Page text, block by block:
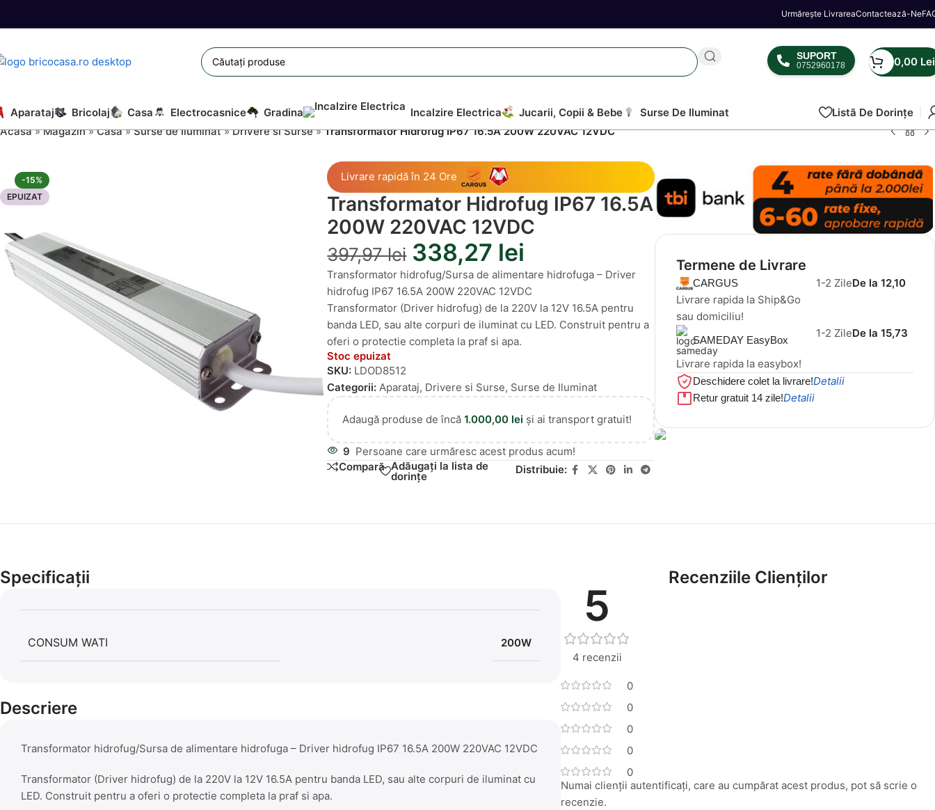
Urmărește LivrareaContactează-Ne
SUPORT
0752960178 0,00 Lei
Aparataj Bricolaj Casa Electrocasnice Gradina Incalzire Electrica Jucarii, Copii & Bebe Surse De Iluminat
Listă De Dorințe
Acasă»Magazin»Casa»Surse de Iluminat»Drivere si Surse»Transformator Hidrofug IP67 16.5A 200W 220VAC 12VDC
-15%
EPUIZAT
Livrare rapidă în 24 Ore
Transformator Hidrofug IP67 16.5A
200W 220VAC 12VDC
397,97lei 338,27 lei
Transformator hidrofug/Sursa de alimentare hidrofuga – Driver
hidrofug IP67 16.5A 200W 220VAC 12VDC
Transformator (Driver hidrofug) de la 220V la 12V 16.5A pentru
banda LED, sau alte corpuri de iluminat cu LED. Construit pentru a
oferi o protectie completa la praf si apa.
Stoc epuizat
SKU: LDOD8512
Categorii: Aparataj, Drivere si Surse, Surse de Iluminat
Adaugă produse de încă1.000,00 lei și ai transport gratuit!
9 Persoane care urmăresc acest produs acum!
Compară Adăugați la lista de
dorințe Distribuie:
Termene de Livrare
CARGUS
Livrare rapida la Ship&Go
sau domiciliu!
1-2 ZileDe la 12,10
SAMEDAY EasyBox
Livrare rapida la easybox!
1-2 ZileDe la 15,73
Deschidere colet la livrare!Detalii
Retur gratuit 14 zile!Detalii
56,86 LEI
Specificații
CONSUM WATI 200W
Descriere
Transformator hidrofug/Sursa de alimentare hidrofuga – Driver hidrofug IP67 16.5A 200W 220VAC 12VDC
Transformator (Driver hidrofug) de la 220V la 12V 16.5A pentru banda LED, sau alte corpuri de iluminat cu
LED. Construit pentru a oferi o protectie completa la praf si apa.
Recenziile Clienților
5
4 recenzii
0
0
0
0
0
Numai clienții autentificați, care au cumpărat acest produs, pot să scrie o
recenzie.